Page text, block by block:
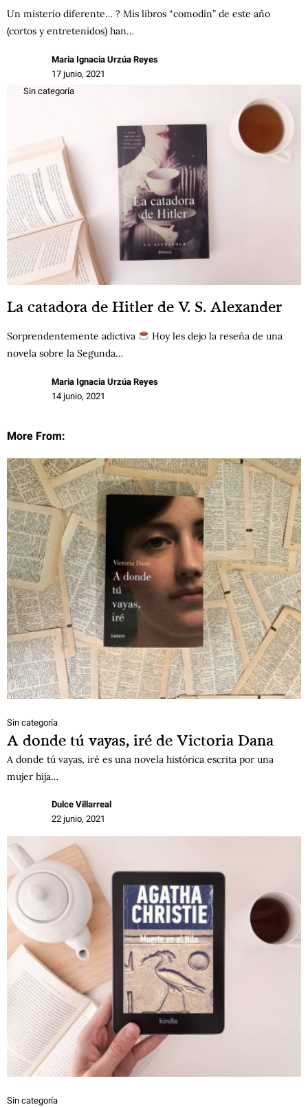
Un misterio diferente… ? Mis libros “comodín” de este año
(cortos y entretenidos) han…
Maria Ignacia Urzúa Reyes
17 junio, 2021
Sin categoría
La catadora de Hitler de V. S. Alexander
Sorprendentemente adictiva
Hoy les dejo la reseña de una
novela sobre la Segunda…
Maria Ignacia Urzúa Reyes
14 junio, 2021
More From:
Sin categoría
A donde tú vayas, iré de Victoria Dana
A donde tú vayas, iré es una novela histórica escrita por una
mujer hija…
Dulce Villarreal
22 junio, 2021
Sin categoría